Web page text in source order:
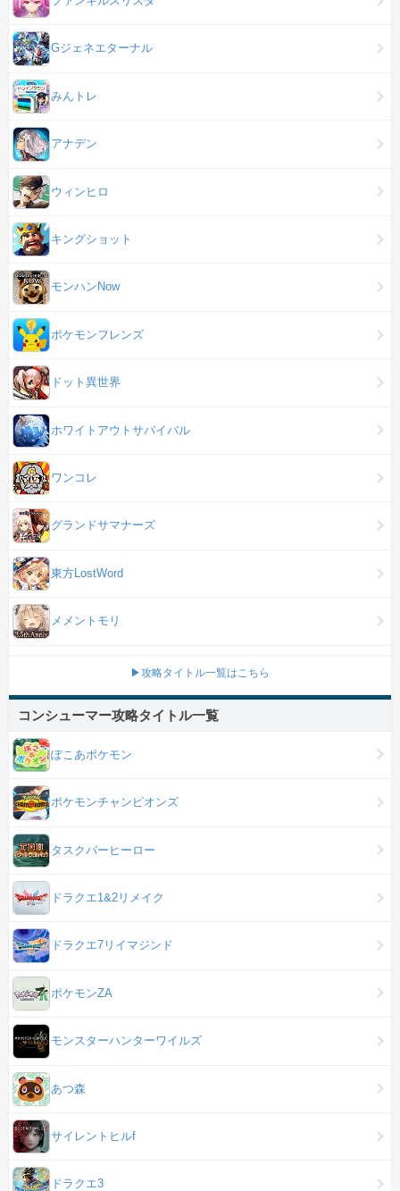
Gジェネエターナル
みんトレ
アナデン
ウィンヒロ
キングショット
モンハンNow
ポケモンフレンズ
ドット異世界
ホワイトアウトサバイバル
ワンコレ
グランドサマナーズ
東方LostWord
メメントモリ
▶攻略タイトル一覧はこちら
コンシューマー攻略タイトル一覧
ぽこあポケモン
ポケモンチャンピオンズ
タスクバーヒーロー
ドラクエ1&2リメイク
ドラクエ7リイマジンド
ポケモンZA
モンスターハンターワイルズ
あつ森
サイレントヒルf
ドラクエ3